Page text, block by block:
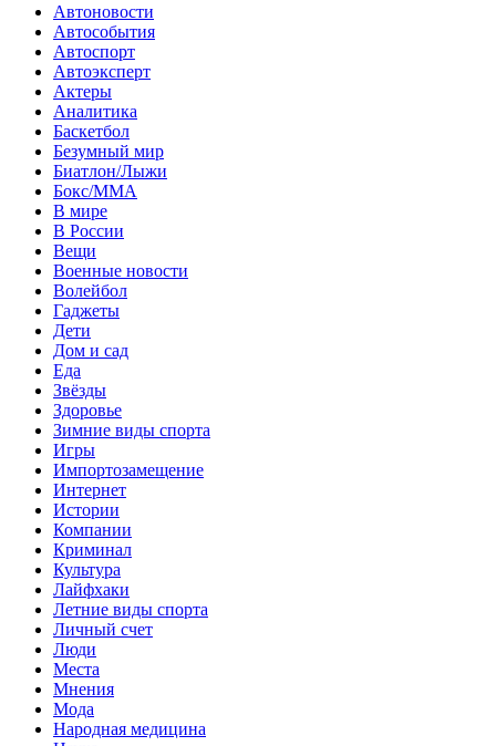
Автоновости
Автособытия
Автоспорт
Автоэксперт
Актеры
Аналитика
Баскетбол
Безумный мир
Биатлон/Лыжи
Бокс/MMA
В мире
В России
Вещи
Военные новости
Волейбол
Гаджеты
Дети
Дом и сад
Еда
Звёзды
Здоровье
Зимние виды спорта
Игры
Импортозамещение
Интернет
Истории
Компании
Криминал
Культура
Лайфхаки
Летние виды спорта
Личный счет
Люди
Места
Мнения
Мода
Народная медицина